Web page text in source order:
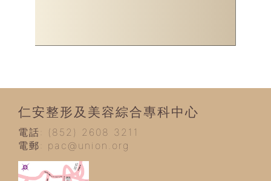
仁安整形及美容綜合專科中心
電話: (852) 2608 3211
電郵: pac@union.org